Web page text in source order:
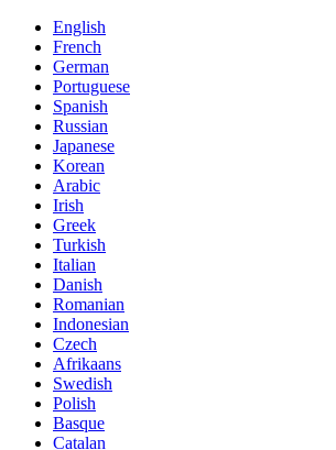
English
French
German
Portuguese
Spanish
Russian
Japanese
Korean
Arabic
Irish
Greek
Turkish
Italian
Danish
Romanian
Indonesian
Czech
Afrikaans
Swedish
Polish
Basque
Catalan